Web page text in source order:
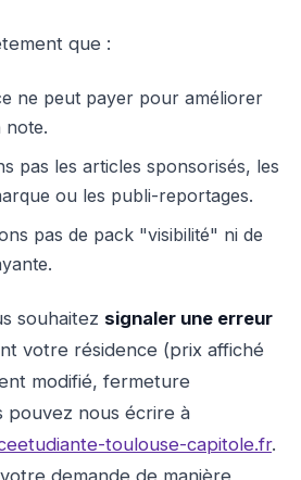
que :
ne peut payer pour améliorer
note.
pas les articles sponsorisés, les
ou les publi-reportages.
pas de pack "visibilité" ni de
souhaitez signaler une erreur
votre résidence (prix affiché
modifié, fermeture
nous écrire à
toulouse-capitole.fr.
demande de manière